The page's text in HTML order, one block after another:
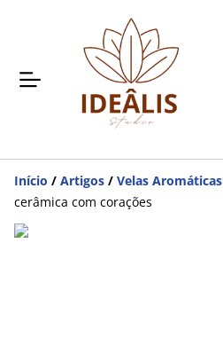
Início / Artigos / Velas Aromáticas
cerâmica com corações